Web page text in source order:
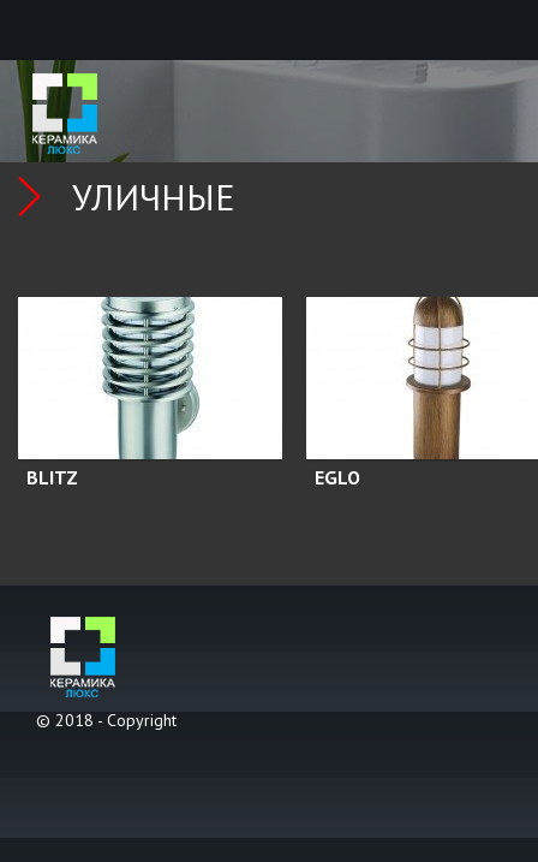
УЛИЧНЫЕ
BLITZ EGLO
© 2018 - Copyright